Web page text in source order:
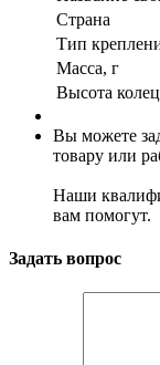
Страна
Тип
Масса, г
Высота колец
Вы можете
товару или
Наши
вам помогут.
Задать вопрос